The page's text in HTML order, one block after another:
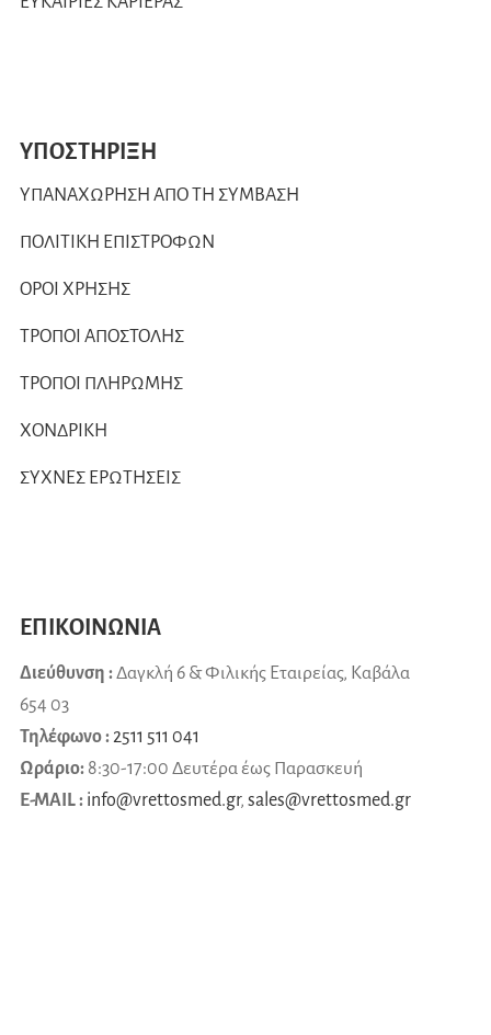
ΥΠΟΣΤΗΡΙΞΗ
ΥΠΑΝΑΧΩΡΗΣΗ ΑΠΟ ΤΗ ΣΥΜΒΑΣΗ
ΠΟΛΙΤΙΚΗ ΕΠΙΣΤΡΟΦΩΝ
ΟΡΟΙ ΧΡΗΣΗΣ
ΤΡΟΠΟΙ ΑΠΟΣΤΟΛΗΣ
ΤΡΟΠΟΙ ΠΛΗΡΩΜΗΣ
ΧΟΝΔΡΙΚΗ
ΣΥΧΝΕΣ ΕΡΩΤΗΣΕΙΣ
ΕΠΙΚΟΙΝΩΝΙΑ
Διεύθυνση :Δαγκλή 6 & Φιλικής Εταιρείας, Καβάλα
654 03
Τηλέφωνο :2511 511 041
Ωράριο: 8:30-17:00 Δευτέρα έως Παρασκευή
E-MAIL : info@vrettosmed.gr, sales@vrettosmed.gr